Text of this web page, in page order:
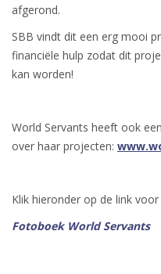
afgerond.
SBB vindt dit een erg mooi
financiële hulp zodat dit
kan worden!
World Servants heeft ook
over haar projecten:
Klik hieronder op de link
Fotoboek World Servants